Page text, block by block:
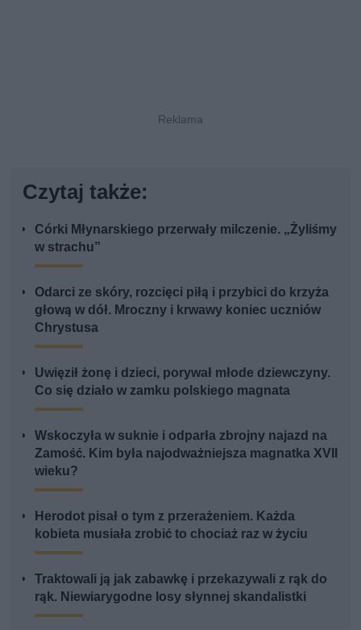
Czytaj także:
Córki Młynarskiego przerwały milczenie. „Żyliśmy
w strachu”
Odarci ze skóry, rozcięci piłą i przybici do krzyża
głową w dół. Mroczny i krwawy koniec uczniów
Chrystusa
Uwięził żonę i dzieci, porywał młode dziewczyny.
Co się działo w zamku polskiego magnata
Wskoczyła w suknie i odparła zbrojny najazd na
Zamość. Kim była najodważniejsza magnatka XVII
wieku?
Herodot pisał o tym z przerażeniem. Każda
kobieta musiała zrobić to chociaż raz w życiu
Traktowali ją jak zabawkę i przekazywali z rąk do
rąk. Niewiarygodne losy słynnej skandalistki